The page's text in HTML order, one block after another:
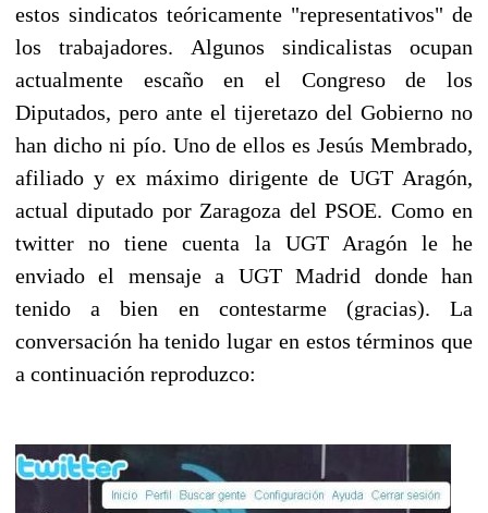
estos sindicatos teóricamente "representativos" de
los trabajadores. Algunos sindicalistas ocupan
actualmente escaño en el Congreso de los
Diputados, pero ante el tijeretazo del Gobierno no
han dicho ni pío. Uno de ellos es Jesús Membrado,
afiliado y ex máximo dirigente de UGT Aragón,
actual diputado por Zaragoza del PSOE. Como en
twitter no tiene cuenta la UGT Aragón le he
enviado el mensaje a UGT Madrid donde han
tenido a bien en contestarme (gracias). La
conversación ha tenido lugar en estos términos que
a continuación reproduzco: